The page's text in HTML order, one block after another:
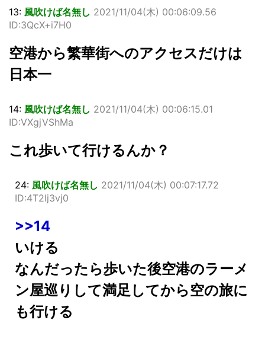
13: 風吹けば名無し 2021/11/04(木) 00:06:09.56
ID:3QcX+i7H0
空港から繁華街へのアクセスだけは
日本一
14: 風吹けば名無し 2021/11/04(木) 00:06:15.01
ID:VXgjVShMa
これ歩いて行けるんか？
24: 風吹けば名無し 2021/11/04(木) 00:07:17.72
ID:4T2Ij3vj0
>>14
いける
なんだったら歩いた後空港のラーメ
ン屋巡りして満足してから空の旅に
も行ける